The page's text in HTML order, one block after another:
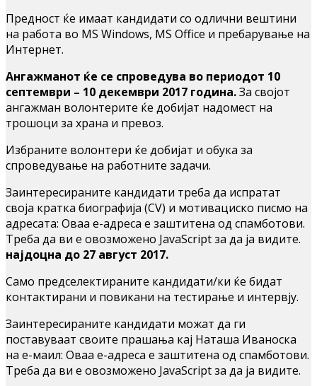
Предност ќе имаат кандидати со одлични вештини
на работа во MS Windows, MS Office и пребарување на
Интернет.
Ангажманот ќе се спроведува во периодот 10
септември – 10 декември 2017 година.За својот
ангажман волонтерите ќе добијат надомест на
трошоци за храна и превоз.
Избраните волонтери ќе добијат и обука за
спроведување на работните задачи.
Заинтересираните кандидати треба да испратат
своја кратка биографија (CV) и мотивациско писмо на
адресата: Оваа е-адреса е заштитена од спамботови.
Треба да ви е овозможено JavaScript за да ја видите.
најдоцна до 27 август 2017.
Само предселектираните кандидати/ки ќе бидат
контактирани и повикани на тестирање и интервју.
Заинтересираните кандидати можат да ги
поставуваат своите прашања кај Наташа Иваноска
на е-маил: Оваа е-адреса е заштитена од спамботови.
Треба да ви е овозможено JavaScript за да ја видите.